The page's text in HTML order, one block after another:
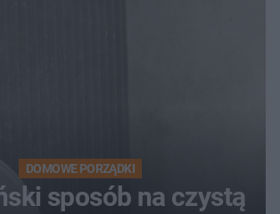
DOMOWE PORZĄDKI
sposób na czystą